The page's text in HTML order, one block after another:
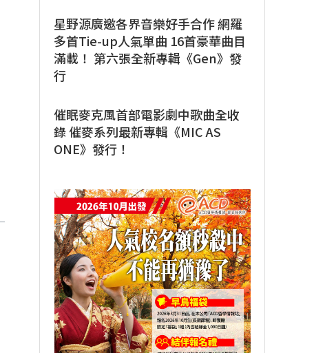
星野源廣邀各界音樂好手合作 網羅
多首Tie-up人氣單曲 16首豪華曲目
滿載！ 第六張全新專輯《Gen》發
行
催眠麥克風首部電影劇中歌曲全收
錄 催麥系列最新專輯《MIC AS
ONE》發行！